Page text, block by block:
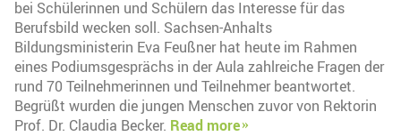
bei Schülerinnen und Schülern das Interesse für das
Berufsbild wecken soll. Sachsen-Anhalts
Bildungsministerin Eva Feußner hat heute im Rahmen
eines Podiumsgesprächs in der Aula zahlreiche Fragen der
rund 70 Teilnehmerinnen und Teilnehmer beantwortet.
Begrüßt wurden die jungen Menschen zuvor von Rektorin
Prof. Dr. Claudia Becker. Read more